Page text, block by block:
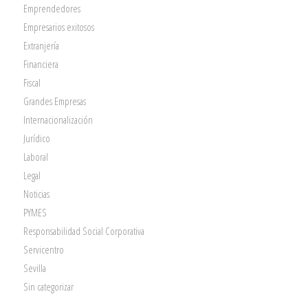
Emprendedores
Empresarios exitosos
Extranjería
Financiera
Fiscal
Grandes Empresas
Internacionalización
Jurídico
Laboral
Legal
Noticias
PYMES
Responsabilidad Social Corporativa
Servicentro
Sevilla
Sin categorizar